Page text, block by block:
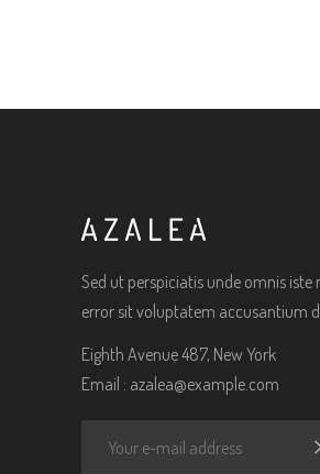
Sed ut perspiciatis unde omnis iste
error sit voluptatem accusantium
Eighth Avenue 487, New York
Email : azalea@example.com